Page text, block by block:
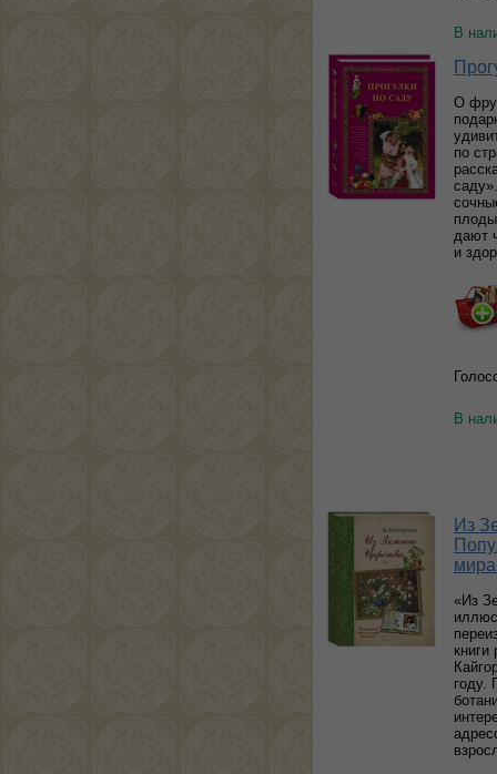
В
О
по
дают
и
В
Из
«Из
книги
году.